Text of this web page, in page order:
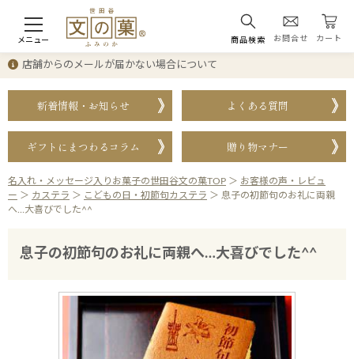
メニュー 商品検索 お問合せ カート
店舗からのメールが届かない場合について
新着情報・お知らせ よくある質問
ギフトにまつわるコラム 贈り物マナー
名入れ・メッセージ入りお菓子の世田谷文の菓TOP ＞ お客様の声・レビュ
ー ＞ カステラ ＞ こどもの日・初節句カステラ ＞ 息子の初節句のお礼に両親
へ…大喜びでした^^
息子の初節句のお礼に両親へ…大喜びでした^^